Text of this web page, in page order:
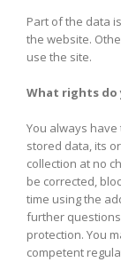
Part of the data
the website.
use the site.
What rights do
You always
stored data, its
collection at no
be corrected,
time using the
further
protection. You
competent